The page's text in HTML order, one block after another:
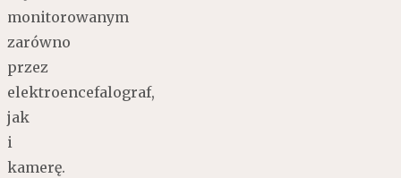
monitorowanym
zarówno
przez
elektroencefalograf,
jak
i
kamerę.